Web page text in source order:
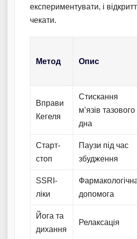
експериментувати, і
чекати.
Метод Опис
Вправи
Кегеля
Стискання
м’язів тазового
дна
Старт-
стоп
Паузи під час
збудження
SSRI-
ліки
допомога
Йога та
дихання
Релаксація